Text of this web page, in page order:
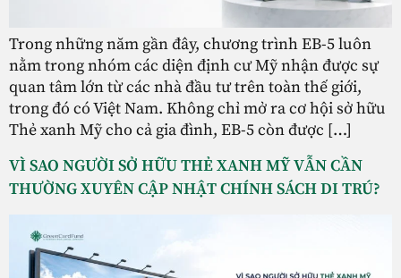
Trong những năm gần đây, chương trình EB-5 luôn
nằm trong nhóm các diện định cư Mỹ nhận được sự
quan tâm lớn từ các nhà đầu tư trên toàn thế giới,
trong đó có Việt Nam. Không chỉ mở ra cơ hội sở hữu
Thẻ xanh Mỹ cho cả gia đình, EB-5 còn được […]
VÌ SAO NGƯỜI SỞ HỮU THẺ XANH MỸ VẪN CẦN
THƯỜNG XUYÊN CẬP NHẬT CHÍNH SÁCH DI TRÚ?